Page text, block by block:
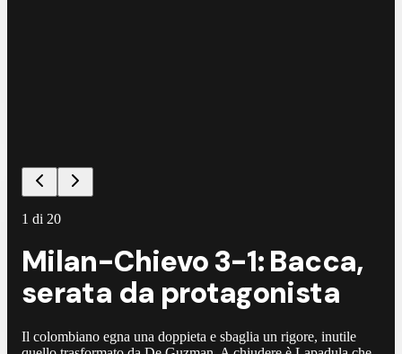
1 di 20
Milan-Chievo 3-1: Bacca,
serata da protagonista
Il colombiano egna una doppieta e sbaglia un rigore, inutile